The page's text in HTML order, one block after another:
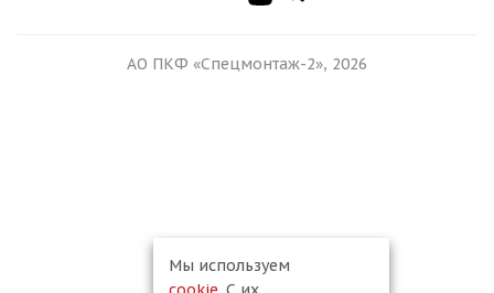
АО ПКФ «Спецмонтаж-2», 2026
Мы используем